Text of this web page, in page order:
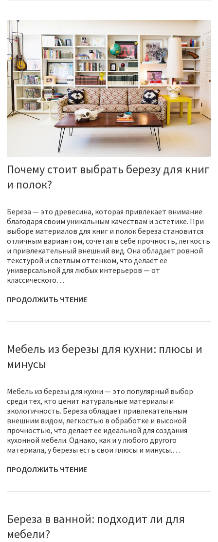
Почему стоит выбрать березу для книг
и полок?
Береза — это древесина, которая привлекает внимание
благодаря своим уникальным качествам и эстетике. При
выборе материалов для книг и полок береза становится
отличным вариантом, сочетая в себе прочность, легкость
и привлекательный внешний вид. Она обладает ровной
текстурой и светлым оттенком, что делает её
универсальной для любых интерьеров — от
классического…
ПРОДОЛЖИТЬ ЧТЕНИЕ
Мебель из березы для кухни: плюсы и
минусы
Мебель из березы для кухни — это популярный выбор
среди тех, кто ценит натуральные материалы и
экологичность. Береза обладает привлекательным
внешним видом, легкостью в обработке и высокой
прочностью, что делает её идеальной для создания
кухонной мебели. Однако, как и у любого другого
материала, у березы есть свои плюсы и минусы.…
ПРОДОЛЖИТЬ ЧТЕНИЕ
Береза в ванной: подходит ли для
мебели?